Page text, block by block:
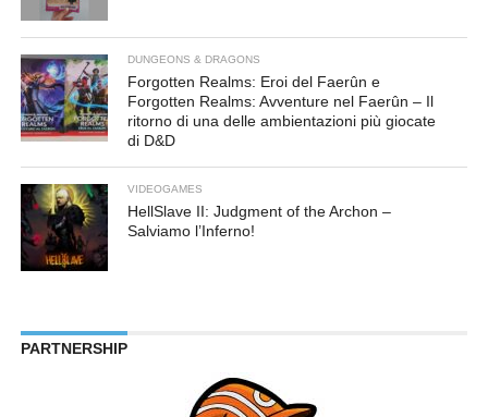
DUNGEONS & DRAGONS
Forgotten Realms: Eroi del Faerûn e
Forgotten Realms: Avventure nel Faerûn – Il
ritorno di una delle ambientazioni più giocate
di D&D
VIDEOGAMES
HellSlave II: Judgment of the Archon –
Salviamo l’Inferno!
PARTNERSHIP